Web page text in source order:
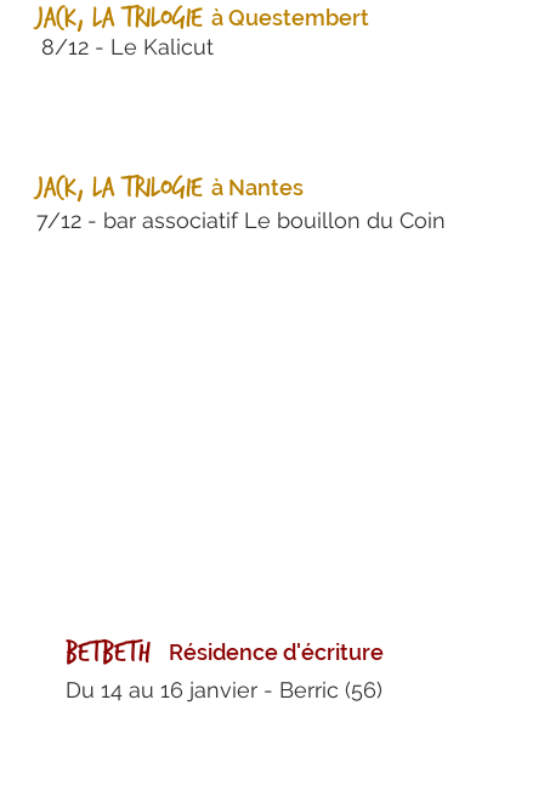
Jack, La Trilogie à Questembert
8/12 - Le Kalicut
Jack, la trilogie à Nantes
7/12 - bar associatif Le bouillon du Coin
Betbeth
Résidence d'écriture
Du 14 au 16 janvier - Berric (56)